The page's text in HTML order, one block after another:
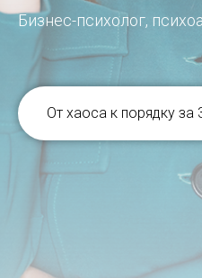
Бизнес-психолог,
От хаоса к порядку за